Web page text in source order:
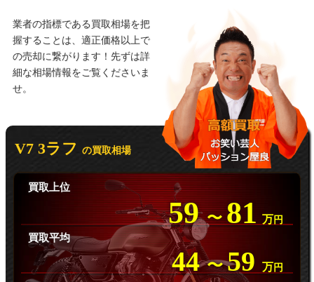
業者の指標である買取相場を把
握することは、適正価格以上で
の売却に繋がります！先ずは詳
細な相場情報をご覧くださいま
せ。
V7 3ラフ の買取相場
買取上位
59 〜81 万 円
買取平均
44 〜59 万 円